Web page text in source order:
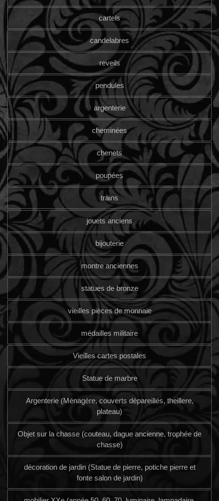
cartels
candelabres
reveils
pendules
argenterie
cheminées
chenets
poupées
trains
jouets anciens
bijouterie
montre anciennes
statues de bronze
vieilles pièces de monnaie
médailles militaire
Vieilles cartes postales
Statue de marbre
Argenterie (Ménagère, couverts dépareillés, theillere,
plateau)
Objet sur la chasse (couteau, dague ancienne, trophée de
chasse)
décoration de jardin (Statue de pierre, potiche pierre et
fonte salon de jardin)